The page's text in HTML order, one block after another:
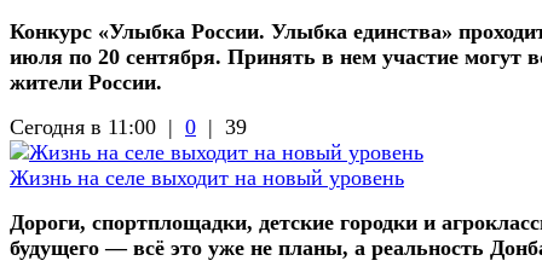
Конкурс «Улыбка России. Улыбка единства»
июля по 20 сентября. Принять в нем участие могут
жители России.
Сегодня в 11:00 | 0 | 39
Жизнь на селе выходит на новый уровень
Дороги, спортплощадки, детские городки и
будущего — всё это уже не планы, а реальность